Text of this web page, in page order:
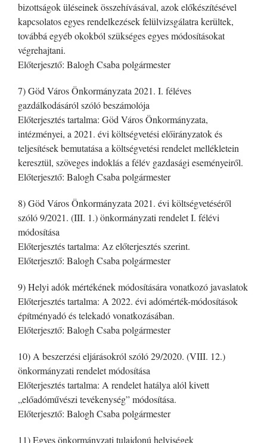
bizottságok üléseinek összehívásával, azok előkészítésével
kapcsolatos egyes rendelkezések felülvizsgálatra kerültek,
továbbá egyéb okokból szükséges egyes módosításokat
végrehajtani.
Előterjesztő: Balogh Csaba polgármester
7) Göd Város Önkormányzata 2021. I. féléves
gazdálkodásáról szóló beszámolója
Előterjesztés tartalma: Göd Város Önkormányzata,
intézményei, a 2021. évi költségvetési előirányzatok és
teljesítések bemutatása a költségvetési rendelet mellékletein
keresztül, szöveges indoklás a félév gazdasági eseményeiről.
Előterjesztő: Balogh Csaba polgármester
8) Göd Város Önkormányzata 2021. évi költségvetéséről
szóló 9/2021. (III. 1.) önkormányzati rendelet I. félévi
módosítása
Előterjesztés tartalma: Az előterjesztés szerint.
Előterjesztő: Balogh Csaba polgármester
9) Helyi adók mértékének módosítására vonatkozó javaslatok
Előterjesztés tartalma: A 2022. évi adómérték-módosítások
építményadó és telekadó vonatkozásában.
Előterjesztő: Balogh Csaba polgármester
10) A beszerzési eljárásokról szóló 29/2020. (VIII. 12.)
önkormányzati rendelet módosítása
Előterjesztés tartalma: A rendelet hatálya alól kivett
„előadóművészi tevékenység” módosítása.
Előterjesztő: Balogh Csaba polgármester
11) Egyes önkormányzati tulajdonú helyiségek